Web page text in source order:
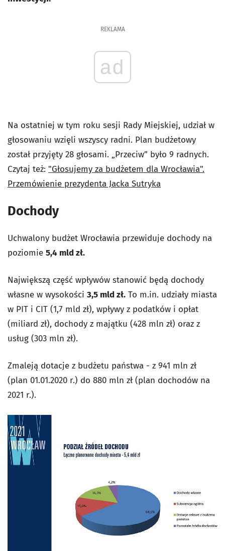
REKLAMA
ad
Na ostatniej w tym roku sesji Rady Miejskiej, udział w
głosowaniu wzięli wszyscy radni. Plan budżetowy
został przyjęty 28 głosami. „Przeciw” było 9 radnych.
Czytaj też: "Głosujemy za budżetem dla Wrocławia".
Przemówienie prezydenta Jacka Sutryka
Dochody
Uchwalony budżet Wrocławia przewiduje dochody na
poziomie 5,4 mld zł.
Największą część wpływów stanowić będą dochody
własne w wysokości 3,5 mld zł. To m.in. udziały miasta
w PIT i CIT (1,7 mld zł), wpływy z podatków i opłat
(miliard zł), dochody z majątku (428 mln zł) oraz z
usług (303 mln zł).
Zmaleją dotacje z budżetu państwa - z 941 mln zł
(plan 01.01.2020 r.) do 880 mln zł (plan dochodów na
2021 r.).